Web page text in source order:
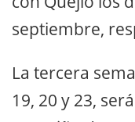
septiembre,
La tercera
19, 20 y 23,